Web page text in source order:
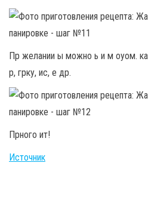
Пр желании ы можно ь и м оуом.
р, грку, ис, е др.
Прного ит!
Источник